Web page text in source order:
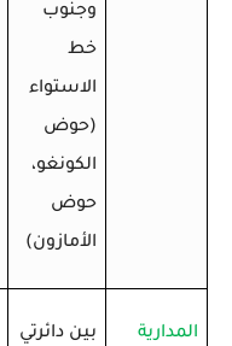
وجنوب
خط
الاستواء
(حوض
الكونغو،
حوض
الأمازون)
المدارية
بين دائرتي